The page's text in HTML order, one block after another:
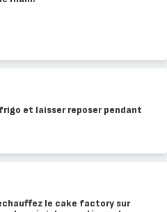
et laisser reposer pendant
le cake factory sur